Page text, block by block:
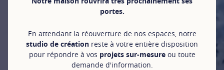
portes.
En attendant la réouverture de nos espaces, notre
studio de création reste à votre entière disposition
pour répondre à vos projets sur-mesureou toute
demande d'information.